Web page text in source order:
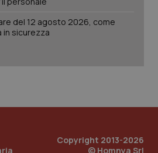
del 12 agosto 2026, come
in sicurezza
Copyright 2013-2026
© Homnya Srl